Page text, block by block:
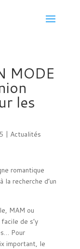
MODE
les
| Actualités
romantique
recherche d’un
MAM ou
de s’y
Pour
important, le